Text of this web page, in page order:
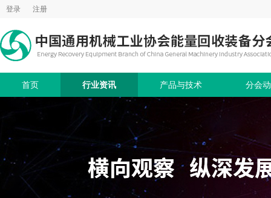
登录 注册
首页 行业资讯 产品与技术 分会